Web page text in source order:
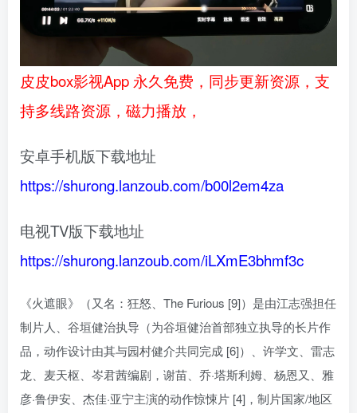
皮皮box影视App 永久免费，同步更新资源，支
持多线路资源，磁力播放，
安卓手机版下载地址
https://shurong.lanzoub.com/b00l2em4za
电视TV版下载地址
https://shurong.lanzoub.com/iLXmE3bhmf3c
《火遮眼》（又名：狂怒、The Furious [9]）是由江志强担任
制片人、谷垣健治执导（为谷垣健治首部独立执导的长片作
品，动作设计由其与园村健介共同完成 [6]）、许学文、雷志
龙、麦天枢、岑君茜编剧，谢苗、乔·塔斯利姆、杨恩又、雅
彦·鲁伊安、杰佳·亚宁主演的动作惊悚片 [4]，制片国家/地区